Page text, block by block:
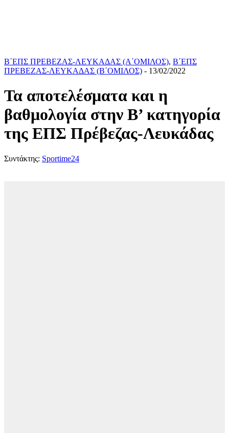
Β΄ΕΠΣ ΠΡΕΒΕΖΑΣ-ΛΕΥΚΑΔΑΣ (Α΄ΟΜΙΛΟΣ), Β΄ΕΠΣ
ΠΡΕΒΕΖΑΣ-ΛΕΥΚΑΔΑΣ (Β΄ΟΜΙΛΟΣ) - 13/02/2022
Τα αποτελέσματα και η
βαθμολογία στην Β’ κατηγορία
της ΕΠΣ Πρέβεζας-Λευκάδας
Συντάκτης: Sportime24